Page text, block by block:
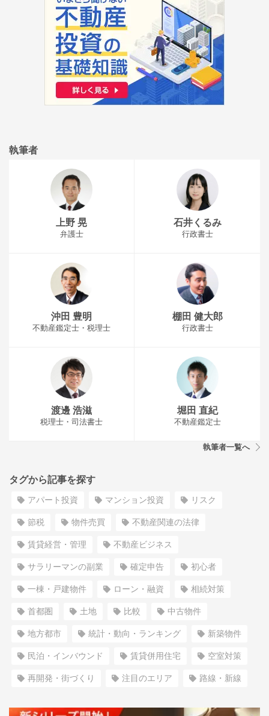
執筆者
上野 晃
弁護士
石井くるみ
行政書士
沖田 豊明
不動産鑑定士・税理士
棚田 健大郎
行政書士
渡邊 浩滋
税理士・司法書士
堀田 直紀
不動産鑑定士
執筆者一覧へ
タグから記事を探す
アパート投資 マンション投資 リスク
節税 物件売買 不動産関連の法律
賃貸経営・管理 不動産ビジネス
サラリーマンの副業 確定申告 初心者
一棟・戸建物件 ローン・融資 相続対策
首都圏 土地 比較 中古物件
地方都市 統計・動向・ランキング 新築物件
民泊・インバウンド 賃貸併用住宅 空室対策
再開発・街づくり 注目のエリア 路線・新線